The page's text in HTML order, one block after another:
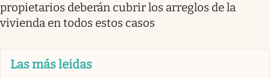
propietarios deberán cubrir los arreglos de la
vivienda en todos estos casos
Las más leidas